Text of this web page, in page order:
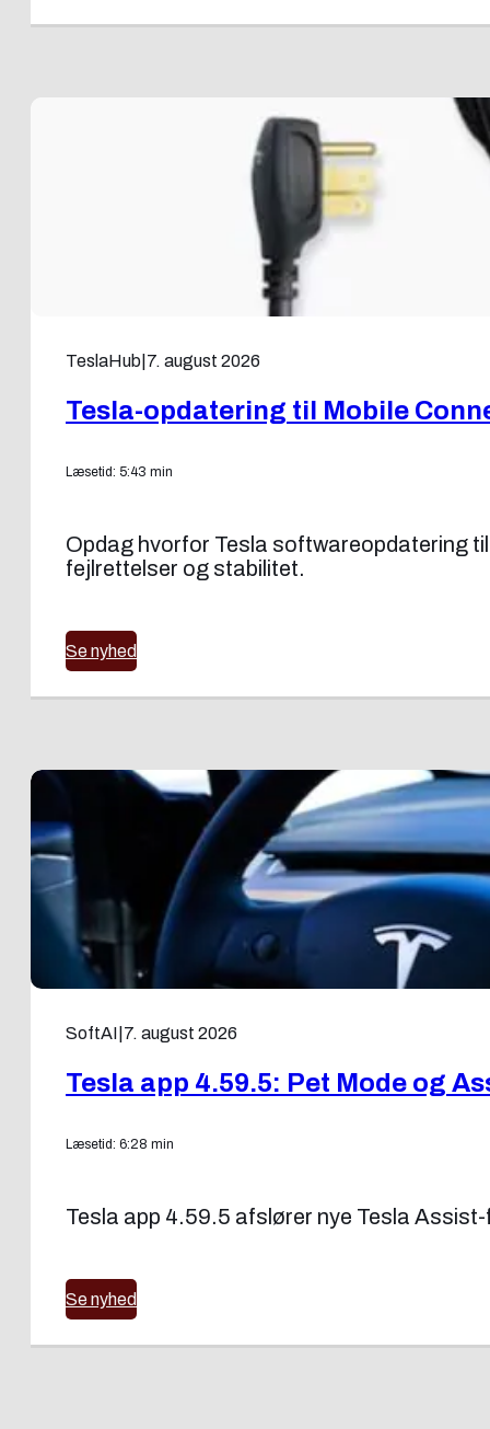
TeslaHub 7. august 2026
Tesla-opdatering til Mobile
Læsetid: 5:43 min
Opdag hvorfor Tesla softwareopdatering
fejlrettelser og stabilitet.
Se nyhed
SoftAI 7. august 2026
Tesla app 4.59.5: Pet Mode og
Læsetid: 6:28 min
Tesla app 4.59.5 afslører nye Tesla
Se nyhed